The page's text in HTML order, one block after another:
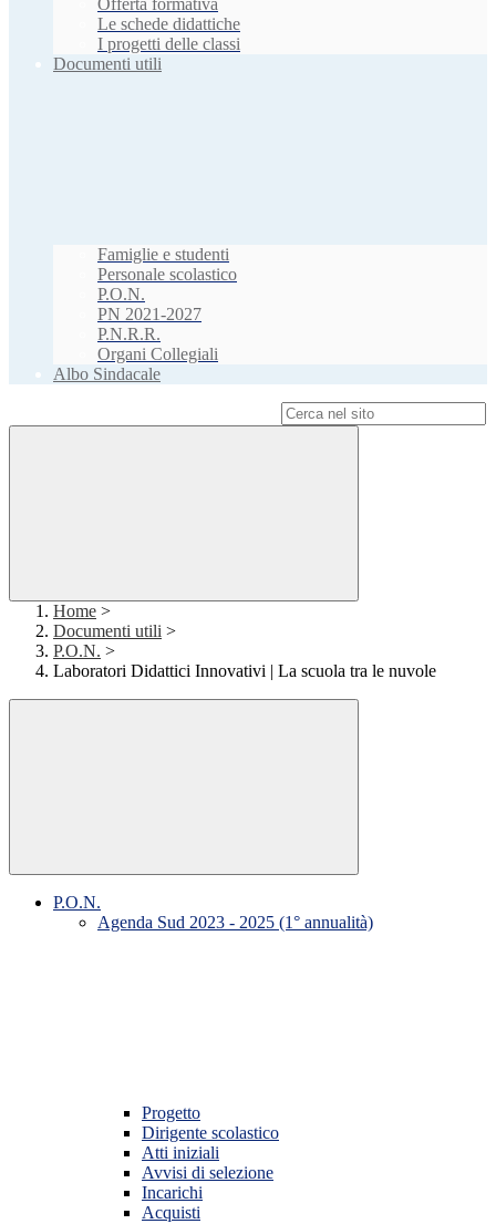
Offerta formativa
Le schede didattiche
I progetti delle classi
Documenti utili
Famiglie e studenti
Personale scolastico
P.O.N.
PN 2021-2027
P.N.R.R.
Organi Collegiali
Albo Sindacale
Home >
Documenti utili >
P.O.N. >
Laboratori Didattici Innovativi | La scuola tra le nuvole
P.O.N.
Agenda Sud 2023 - 2025 (1° annualità)
Progetto
Dirigente scolastico
Atti iniziali
Avvisi di selezione
Incarichi
Acquisti